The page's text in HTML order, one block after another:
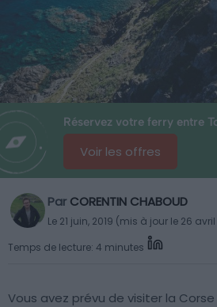
Réservez votre ferry entre
Voir les offres
Par CORENTIN CHABOUD
Le 21 juin, 2019 (mis à jour le 26
Temps de lecture: 4 minutes
Vous avez prévu de visiter la